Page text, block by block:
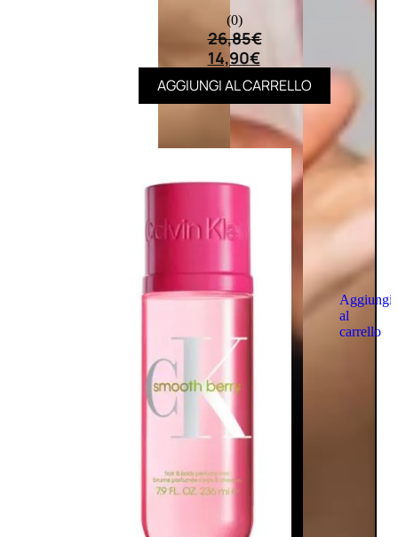
Aggiungi
al
carrello
(0)
26,85€
14,90€
AGGIUNGI AL CARRELLO